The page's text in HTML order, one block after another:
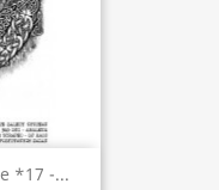
*17 -...